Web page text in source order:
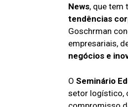
News, que tem
tendências
Goschrman
empresariais,
negócios e
O Seminário
setor logístico,